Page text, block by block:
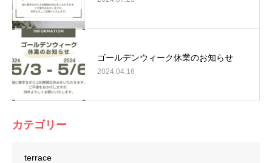
ゴールデンウィーク休業のお知らせ
2024.04.16
カテゴリー
terrace